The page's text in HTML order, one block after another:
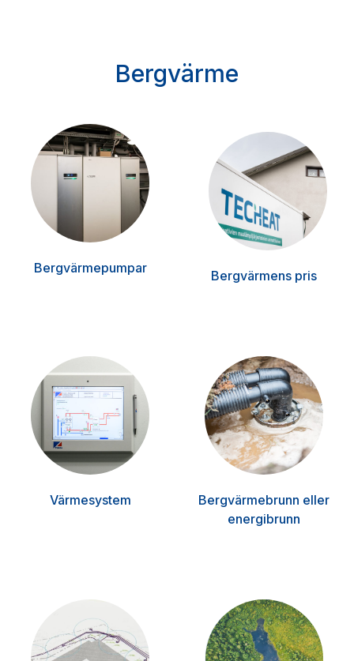
Bergvärme
Bergvärmepumpar Bergvärmens pris
Värmesystem
Bergvärmebrunn eller
energibrunn